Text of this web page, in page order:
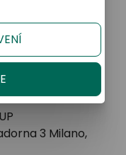
3 Milano,